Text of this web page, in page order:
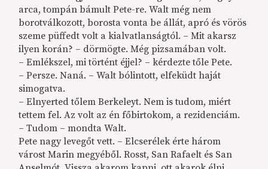
arca, tompán bámult Pete-re. Walt még nem
borotválkozott, borosta vonta be állát, apró és vörös
szeme püffedt volt a kialvatlanságtól. – Mit akarsz
ilyen korán? – dörmögte. Még pizsamában volt.
– Emlékszel, mi történt éjjel? – kérdezte tőle Pete.
– Persze. Naná. – Walt bólintott, elfeküdt haját
simogatva.
– Elnyerted tőlem Berkeleyt. Nem is tudom, miért
tettem fel. Az volt az én főbirtokom, a rezidenciám.
– Tudom – mondta Walt.
Pete nagy levegőt vett. – Elcserélek érte három
várost Marin megyéből. Rosst, San Rafaelt és San